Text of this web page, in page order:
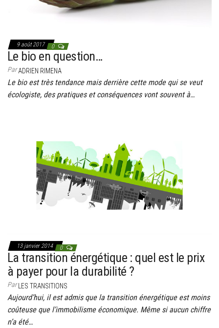
9 août 2017 0
Le bio en question…
ParADRIEN RIMENA
Le bio est très tendance mais derrière cette mode qui se veut
écologiste, des pratiques et conséquences vont souvent à…
13 janvier 2014 0
La transition énergétique : quel est le prix
à payer pour la durabilité ?
Par LES TRANSITIONS
Aujourd’hui, il est admis que la transition énergétique est moins
coûteuse que l’immobilisme économique. Même si aucun chiffre
n’a été…